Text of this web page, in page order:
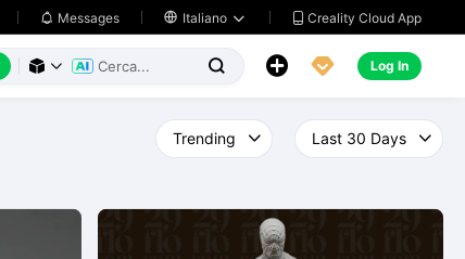
 Messages  Italiano   Creality Cloud App
     Log In